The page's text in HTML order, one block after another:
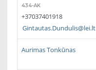
434-AK
+37037401918
Gintautas.Dundulis@lei.lt
Aurimas Tonkūnas